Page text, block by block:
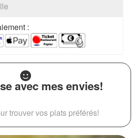
:
avec mes envies!
trouver vos plats préférés!